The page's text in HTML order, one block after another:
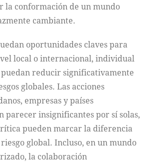
la conformación de un mundo
cambiante.
oportunidades claves para
local o internacional, individual
reducir significativamente
globales. Las acciones
empresas y países
parecer insignificantes por sí solas,
pueden marcar la diferencia
global. Incluso, en un mundo
la colaboración